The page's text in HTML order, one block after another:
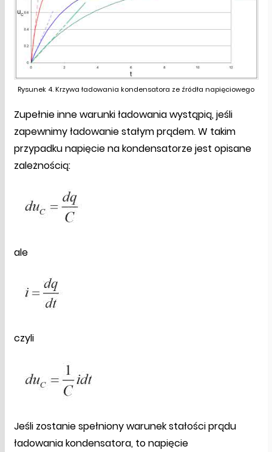
Rysunek 4. Krzywa ładowania kondensatora ze źródła napięciowego
Zupełnie inne warunki ładowania wystąpią, jeśli
zapewnimy ładowanie stałym prądem. W takim
przypadku napięcie na kondensatorze jest opisane
zależnością:
ale
czyli
Jeśli zostanie spełniony warunek stałości prądu
ładowania kondensatora, to napięcie